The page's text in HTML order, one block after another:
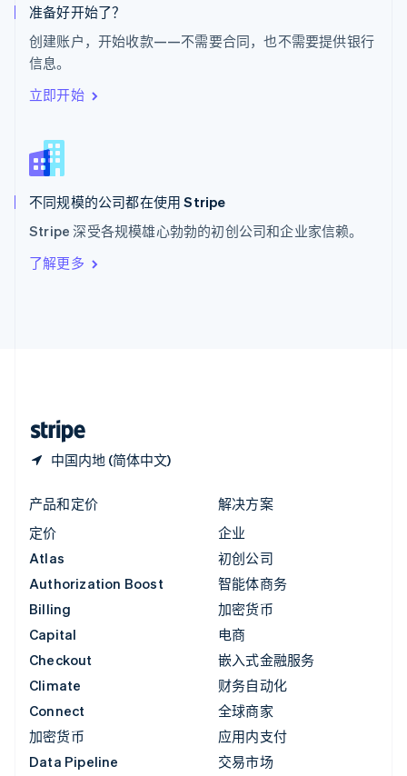
准备好开始了？
创建账户，开始收款——不需要合同，也不需要提供银行
信息。
立即开始
不同规模的公司都在使用 Stripe
Stripe 深受各规模雄心勃勃的初创公司和企业家信赖。
了解更多
中国内地 (简体中文)
ไทยEnglish
English
西班牙
Español
新加坡
新西兰
English
匈牙利
English
ItalianoEnglish
印度
English
产品和定价
定价
Atlas
Authorization Boost
Billing
Capital
Checkout
Climate
Connect
加密货币
Data Pipeline
解决方案
企业
初创公司
智能体商务
加密货币
电商
嵌入式金融服务
财务自动化
全球商家
应用内支付
交易市场